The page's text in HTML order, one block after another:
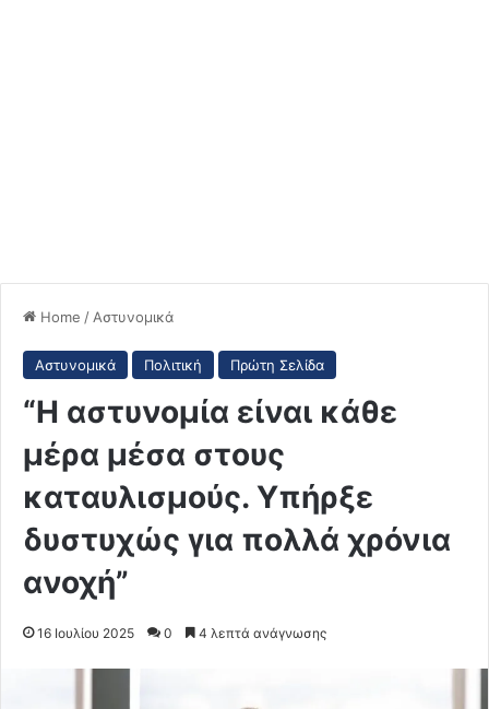
Home / Αστυνομικά
Αστυνομικά Πολιτική Πρώτη Σελίδα
“Η αστυνομία είναι κάθε
μέρα μέσα στους
καταυλισμούς. Υπήρξε
δυστυχώς για πολλά χρόνια
ανοχή”
16 Ιουλίου 2025 0 4 λεπτά ανάγνωσης